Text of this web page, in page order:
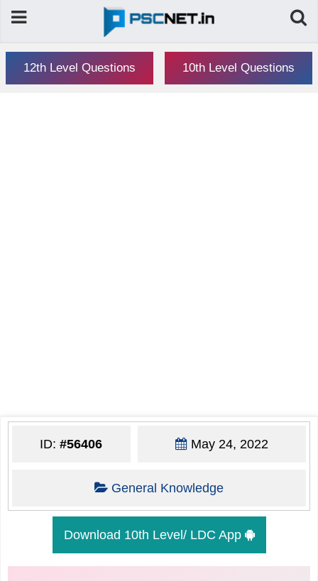
12th Level Questions 10th Level Questions
ID:#56406 May 24, 2022
General Knowledge
Download 10th Level/ LDC App